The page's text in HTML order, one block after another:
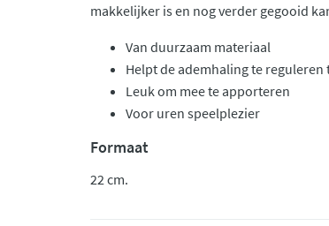
makkelijker is en nog verder gegooid
Van duurzaam materiaal
Helpt de ademhaling te reguleren
Leuk om mee te apporteren
Voor uren speelplezier
Formaat
22 cm.